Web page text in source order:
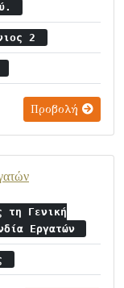
2
Προβολή
τη Γενική
Εργατών